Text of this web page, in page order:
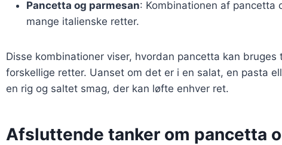
Pancetta og parmesan: Kombinationen af pancetta
mange italienske retter.
Disse kombinationer viser, hvordan pancetta kan
forskellige retter. Uanset om det er i en salat, en pasta
en rig og saltet smag, der kan løfte enhver ret.
Afsluttende tanker om pancetta